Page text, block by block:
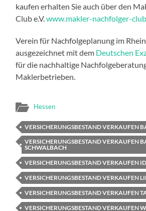
kaufen erhalten Sie auch über den
Club e.V.www.makler-nachfolger-
Verein für Nachfolgeplanung im
ausgezeichnet mit dem Deutschen
für die nachhaltige
Maklerbetrieben.
Hessen
VERSICHERUNGSBESTAND VERKAUFEN
VERSICHERUNGSBESTAND VERKAUFEN
SCHWALBACH
VERSICHERUNGSBESTAND VERKAUFEN
VERSICHERUNGSBESTAND VERKAUFEN
VERSICHERUNGSBESTAND VERKAUFEN
VERSICHERUNGSBESTAND VERKAUFEN